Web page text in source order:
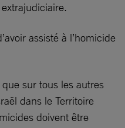
assisté à l’homicide
sur tous les autres
dans le Territoire
doivent être